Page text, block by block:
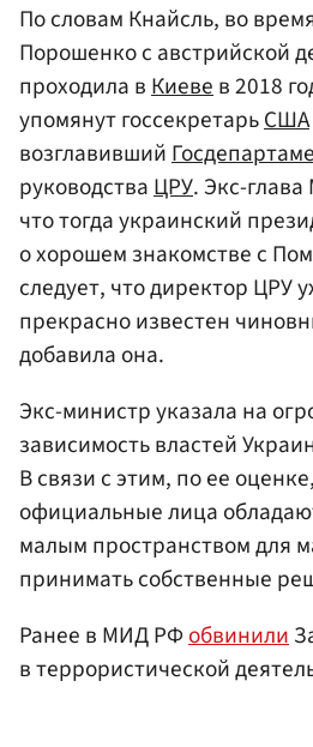
По словам Кнайсль, во
Порошенко с австрийской
проходила в Киеве в 2018
упомянут госсекретарьСША
возглавивший
руководства ЦРУ. Экс-
что тогда украинский
о хорошем знакомстве с
следует, что директор ЦРУ
прекрасно известен
добавила она.
Экс-министр указала на
зависимость властей
В связи с этим, по ее
официальные лица
малым пространством для
принимать собственные
Ранее в МИД РФобвинили
в террористической